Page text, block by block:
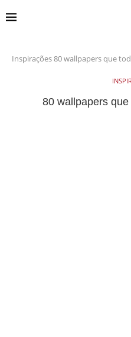
Inspirações80 wallpapers que
80 wallpapers